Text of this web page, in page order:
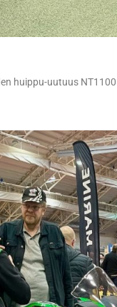
huippu-uutuus